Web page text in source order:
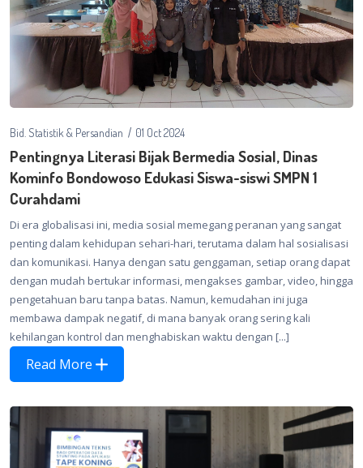
Bid. Statistik & Persandian 01 Oct 2024
Pentingnya Literasi Bijak Bermedia Sosial, Dinas
Kominfo Bondowoso Edukasi Siswa-siswi SMPN 1
Curahdami
Di era globalisasi ini, media sosial memegang peranan yang sangat
penting dalam kehidupan sehari-hari, terutama dalam hal sosialisasi
dan komunikasi. Hanya dengan satu genggaman, setiap orang dapat
dengan mudah bertukar informasi, mengakses gambar, video, hingga
pengetahuan baru tanpa batas. Namun, kemudahan ini juga
membawa dampak negatif, di mana banyak orang sering kali
kehilangan kontrol dan menghabiskan waktu dengan [...]
Read More